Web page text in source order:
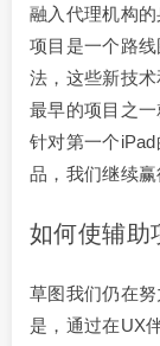
融入代理机构
项目是一个路
法，这些新技
最早的项目之
针对第一个
品，我们继续赢
如何使辅助
草图我们仍在
是，通过在UX